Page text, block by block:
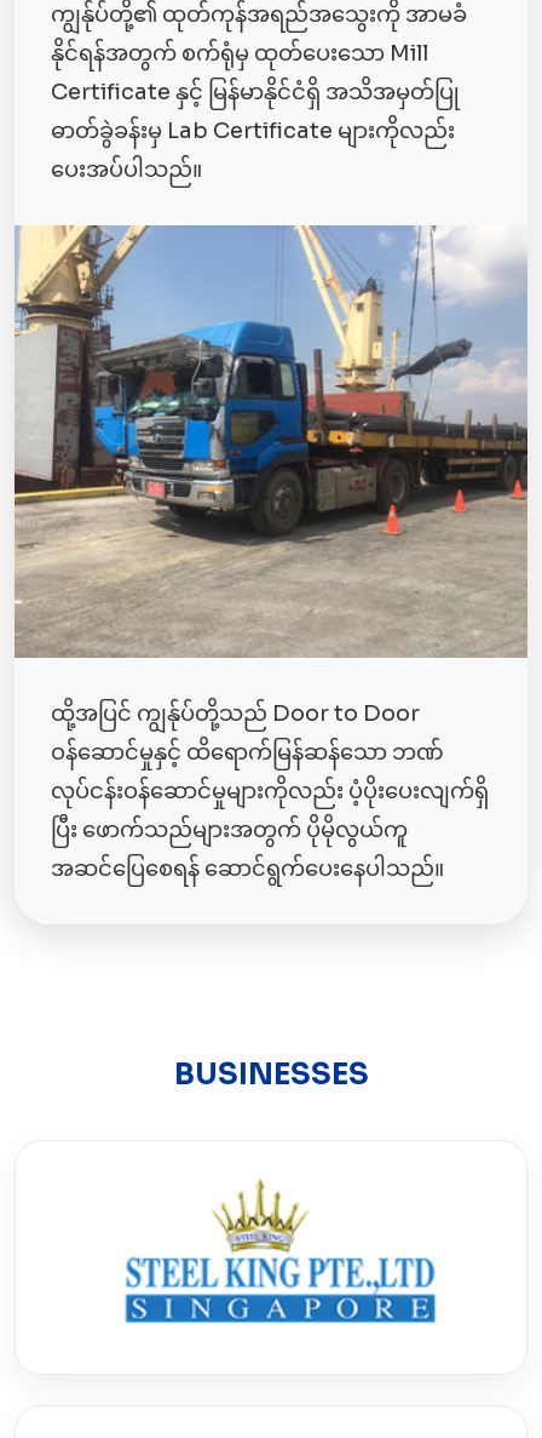
ကျွန်ုပ်တို့၏ ထုတ်ကုန်အရည်အသွေးကို အာမခံ
နိုင်ရန်အတွက် စက်ရုံမှ ထုတ်ပေးသော Mill
Certificate နှင့် မြန်မာနိုင်ငံရှိ အသိအမှတ်ပြု
ဓာတ်ခွဲခန်းမှ Lab Certificate များကိုလည်း
ပေးအပ်ပါသည်။
ထို့အပြင် ကျွန်ုပ်တို့သည် Door to Door
ဝန်ဆောင်မှုနှင့် ထိရောက်မြန်ဆန်သော ဘဏ်
လုပ်ငန်းဝန်ဆောင်မှုများကိုလည်း ပံ့ပိုးပေးလျက်ရှိ
ပြီး ဖောက်သည်များအတွက် ပိုမိုလွယ်ကူ
အဆင်ပြေစေရန် ဆောင်ရွက်ပေးနေပါသည်။
BUSINESSES